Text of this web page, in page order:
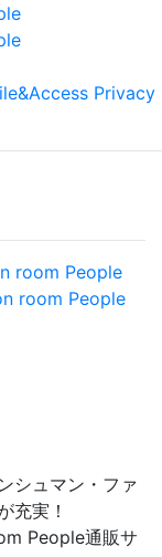
Privacy
シュマン・ファ
充実！
People通販サ